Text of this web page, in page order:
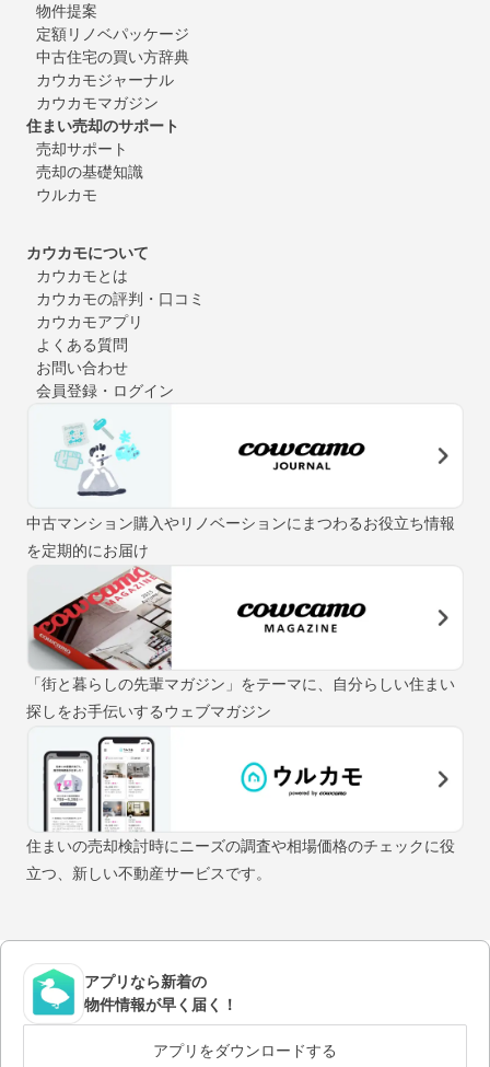
物件提案
定額リノベパッケージ
中古住宅の買い方辞典
カウカモジャーナル
カウカモマガジン
住まい売却のサポート
売却サポート
売却の基礎知識
ウルカモ
カウカモについて
カウカモとは
カウカモの評判・口コミ
カウカモアプリ
よくある質問
お問い合わせ
会員登録・ログイン
中古マンション購入やリノベーションにまつわるお役立ち情報
を定期的にお届け
「街と暮らしの先輩マガジン」をテーマに、自分らしい住まい
探しをお手伝いするウェブマガジン
住まいの売却検討時にニーズの調査や相場価格のチェックに役
立つ、新しい不動産サービスです。
アプリなら新着の
物件情報が早く届く！
アプリをダウンロードする